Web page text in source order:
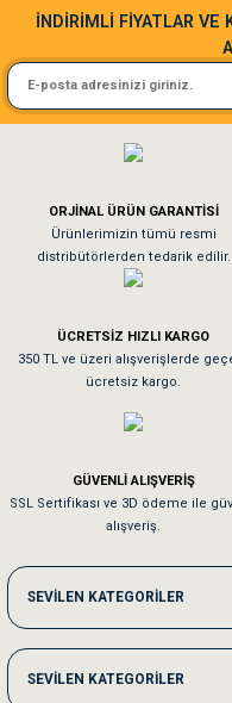
Kedim taze mamaya bayıldı
El**** Ek******
Köpeğim bayıldı hediyeler için
As**** Tu******
Tavşanım kafesinin kalitesine ve
Sa**** On******
Kedilerim beğeniyorlar.
Me***** Ya******
Akşam verdiğim sipariş bir
Ka***** Ar******
İNDİRİMLİ FİYATLAR VE
ORJİNAL ÜRÜN GARANTİSİ
Ürünlerimizin tümü resmi
distribütörlerden tedarik edilir.
ÜCRETSİZ HIZLI KARGO
350 TL ve üzeri alışverişlerde
ücretsiz kargo.
GÜVENLİ ALIŞVERİŞ
SSL Sertifikası ve 3D ödeme ile
alışveriş.
SEVİLEN KATEGORİLER
SEVİLEN KATEGORİLER